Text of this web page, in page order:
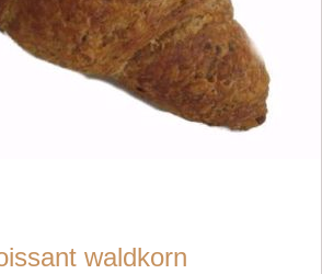
waldkorn